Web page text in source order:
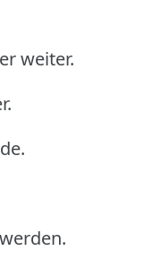
weiter.